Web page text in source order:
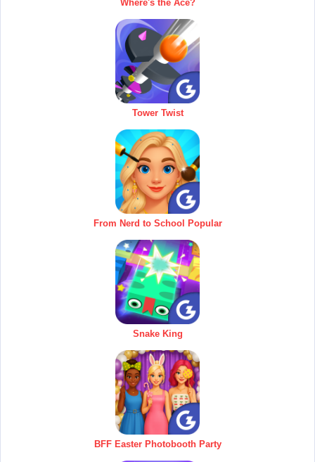
Where's the Ace?
Tower Twist
From Nerd to School Popular
Snake King
BFF Easter Photobooth Party